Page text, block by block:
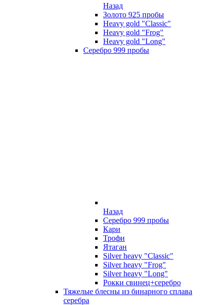
Назад
Золото 925 пробы
Heavy gold "Classic"
Heavy gold "Frog"
Heavy gold "Long"
Серебро 999 пробы
Назад
Серебро 999 пробы
Кари
Трофи
Ятаган
Silver heavy "Classic"
Silver heavy "Frog"
Silver heavy "Long"
Рокки свинец+серебро
Тяжелые блесны из бинарного сплава
серебра